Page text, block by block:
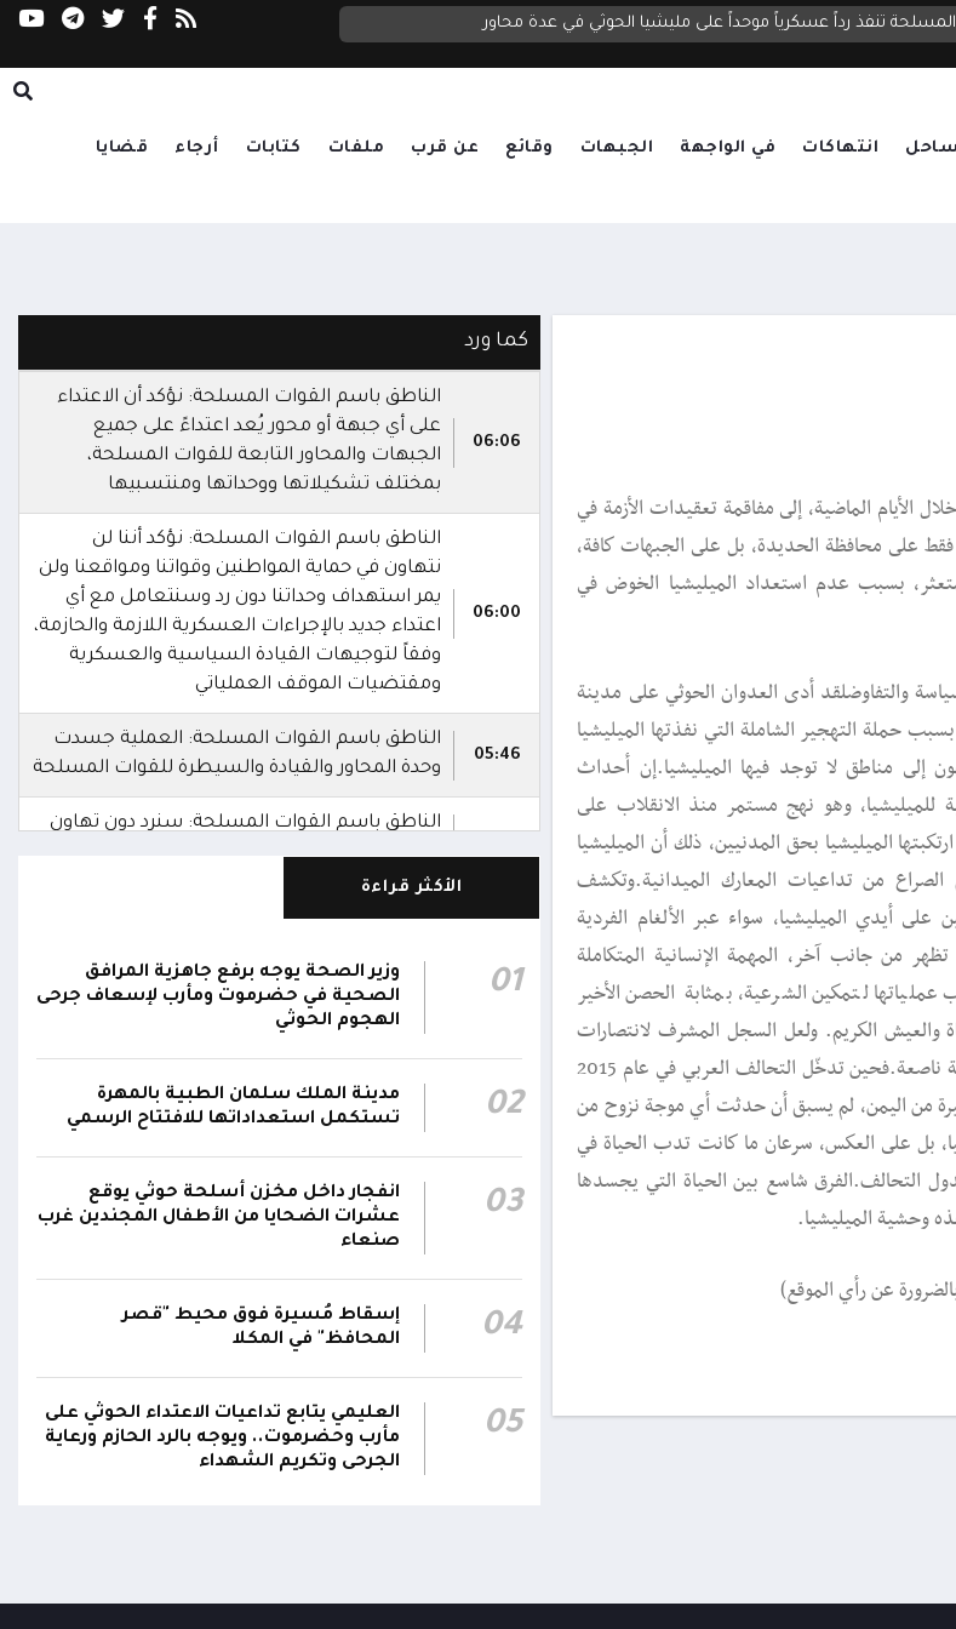
المسلحة تنفذ رداً عسكرياً موحداً على مليشيا الحوثي في عدة محاور السعدي يحذر مجلس الأمن: الحوثيون
انتهاكات في الواجهة الجبهات وقائع عن قرب ملفات كتابات أرجاء قضايا
الأيام الماضية، إلى مفاقمة تعقيدات الأزمة في
فقط على محافظة الحديدة، بل على الجبهات كافة،
بسبب عدم استعداد الميليشيا الخوض في
والتفاوضلقد أدى العدوان الحوثي على مدينة
حملة التهجير الشاملة التي نفذتها الميليشيا
إلى مناطق لا توجد فيها الميليشيا.إن أحداث
وهو نهج مستمر منذ الانقلاب على
الميليشيا بحق المدنيين، ذلك أن الميليشيا
من تداعيات المعارك الميدانية.وتكشف
على أيدي الميليشيا، سواء عبر الألغام الفردية
من جانب آخر، المهمة الإنسانية المتكاملة
لتمكين الشرعية، بمثابة الحصن الأخير
والعيش الكريم. ولعل السجل المشرف لانتصارات
التحالف العربي والجيش اليمني، تكشف عن حقيقة ناصعة.فحين تدخّل التحالف العربي في عام 2015
من اليمن، لم يسبق أن حدثت أي موجة نزوح من
بل على العكس، سرعان ما كانت تدب الحياة في
التحالف.الفرق شاسع بين الحياة التي يجسدها
وحشية الميليشيا.
عن رأي الموقع)
كما ورد
06:06
الناطق باسم القوات المسلحة: نؤكد أن الاعتداء
على أي جبهة أو محور يُعد اعتداءً على جميع
الجبهات والمحاور التابعة للقوات المسلحة،
بمختلف تشكيلاتها ووحداتها ومنتسبيها
06:00
الناطق باسم القوات المسلحة: نؤكد أننا لن
نتهاون في حماية المواطنين وقواتنا ومواقعنا ولن
يمر استهداف وحداتنا دون رد وسنتعامل مع أي
اعتداء جديد بالإجراءات العسكرية اللازمة والحازمة،
وفقاً لتوجيهات القيادة السياسية والعسكرية
ومقتضيات الموقف العملياتي
05:46
الناطق باسم القوات المسلحة: العملية جسدت
وحدة المحاور والقيادة والسيطرة للقوات المسلحة
الناطق باسم القوات المسلحة: سنرد دون تهاون
حال استمرت اعتداءات الحوثيين الغادرة
05:34
المقاومة الوطنية تصد هجوماً حوثياً في جبهتي
الحيمة بالتحيتا وحيس جنوب الحديدة
بصورة دائمة لمتابعة التطورات الميدانية والأمنية
واتخاذ ما يلزم من إجراءات بصورة عاجلة ومستمرة
بما يضمن سرعة الاستجابة للتصعيد الحوثي
والتعامل مع تداعياته على مختلف المستويات
01:12
أقر #مجلس_الدفاع_الوطني جملة من القرارات
والتوجيهات الهادفة إلى رفع مستوى الجاهزية
العسكرية والأمنية والدفاع المدني وتعزيز التنسيق
بين مؤسسات الدولة وحماية المدنيين والمنشآت
الأكثر قراءة
01
وزير الصحة يوجه برفع جاهزية المرافق
الصحية في حضرموت ومأرب لإسعاف جرحى
الهجوم الحوثي
02
مدينة الملك سلمان الطبية بالمهرة
تستكمل استعداداتها للافتتاح الرسمي
03
انفجار داخل مخزن أسلحة حوثي يوقع
عشرات الضحايا من الأطفال المجندين غرب
صنعاء
04
إسقاط مُسيرة فوق محيط "قصر
المحافظ" في المكلا
05
العليمي يتابع تداعيات الاعتداء الحوثي على
مأرب وحضرموت.. ويوجه بالرد الحازم ورعاية
الجرحى وتكريم الشهداء